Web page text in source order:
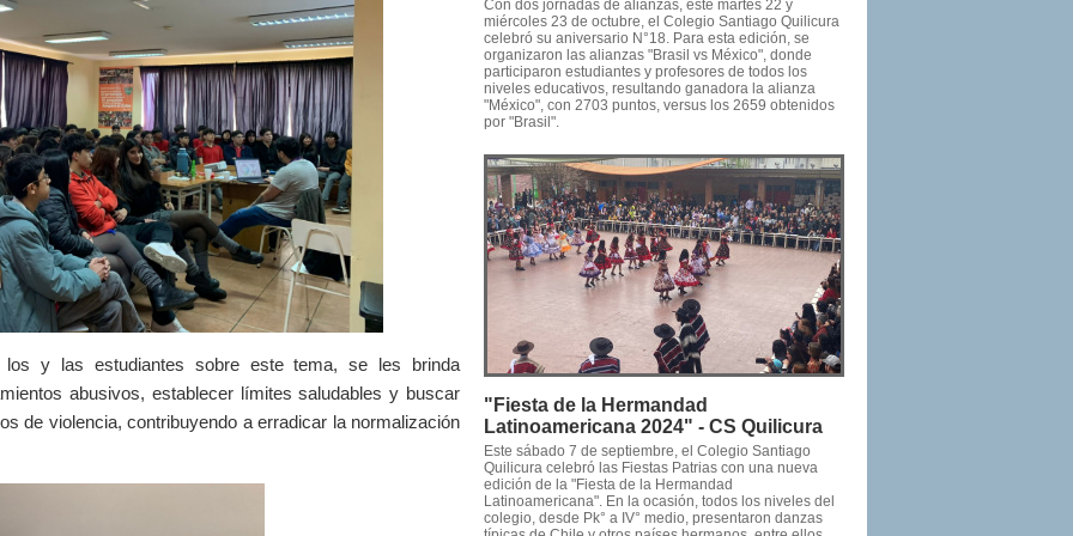
y las estudiantes sobre este tema, se les brinda
abusivos, establecer límites saludables y buscar
de violencia, contribuyendo a erradicar la normalización
Con dos jornadas de alianzas, este martes 22 y
miércoles 23 de octubre, el Colegio Santiago Quilicura
celebró su aniversario N°18. Para esta edición, se
organizaron las alianzas "Brasil vs México", donde
participaron estudiantes y profesores de todos los
niveles educativos, resultando ganadora la alianza
"México", con 2703 puntos, versus los 2659 obtenidos
por "Brasil".
"Fiesta de la Hermandad
Latinoamericana 2024" - CS Quilicura
Este sábado 7 de septiembre, el Colegio Santiago
Quilicura celebró las Fiestas Patrias con una nueva
edición de la "Fiesta de la Hermandad
Latinoamericana". En la ocasión, todos los niveles del
colegio, desde Pk° a IV° medio, presentaron danzas